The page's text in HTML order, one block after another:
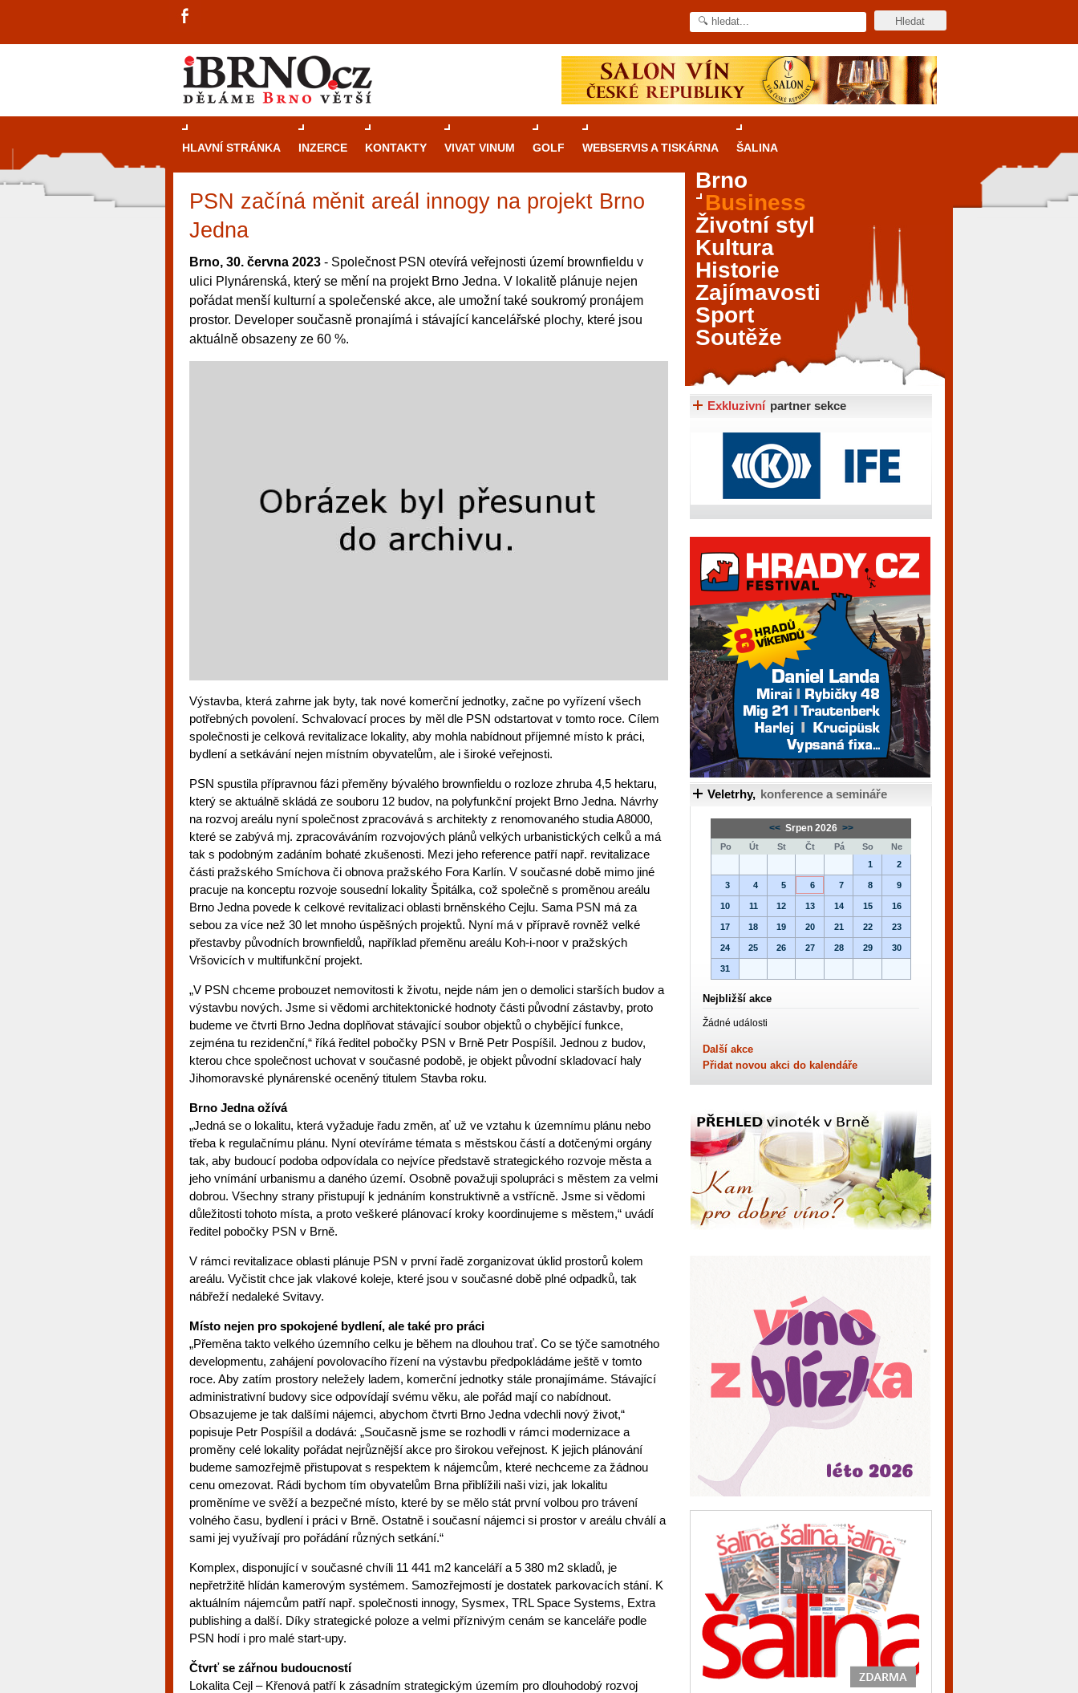
HLAVNÍ STRÁNKA INZERCE KONTAKTY VIVAT VINUM GOLF WEBSERVIS A TISKÁRNA ŠALINA
PSN začíná měnit areál innogy na projekt Brno
Jedna
Brno, 30. června 2023 - Společnost PSN otevírá veřejnosti území brownfieldu v
ulici Plynárenská, který se mění na projekt Brno Jedna. V lokalitě plánuje nejen
pořádat menší kulturní a společenské akce, ale umožní také soukromý pronájem
prostor. Developer současně pronajímá i stávající kancelářské plochy, které jsou
aktuálně obsazeny ze 60 %.
Výstavba, která zahrne jak byty, tak nové komerční jednotky, začne po vyřízení všech
potřebných povolení. Schvalovací proces by měl dle PSN odstartovat v tomto roce. Cílem
společnosti je celková revitalizace lokality, aby mohla nabídnout příjemné místo k práci,
bydlení a setkávání nejen místním obyvatelům, ale i široké veřejnosti.
PSN spustila přípravnou fázi přeměny bývalého brownfieldu o rozloze zhruba 4,5 hektaru,
který se aktuálně skládá ze souboru 12 budov, na polyfunkční projekt Brno Jedna. Návrhy
na rozvoj areálu nyní společnost zpracovává s architekty z renomovaného studia A8000,
které se zabývá mj. zpracováváním rozvojových plánů velkých urbanistických celků a má
tak s podobným zadáním bohaté zkušenosti. Mezi jeho reference patří např. revitalizace
části pražského Smíchova či obnova pražského Fora Karlín. V současné době mimo jiné
pracuje na konceptu rozvoje sousední lokality Špitálka, což společně s proměnou areálu
Brno Jedna povede k celkové revitalizaci oblasti brněnského Cejlu. Sama PSN má za
sebou za více než 30 let mnoho úspěšných projektů. Nyní má v přípravě rovněž velké
přestavby původních brownfieldů, například přeměnu areálu Koh-i-noor v pražských
Vršovicích v multifunkční projekt.
„V PSN chceme probouzet nemovitosti k životu, nejde nám jen o demolici starších budov a
výstavbu nových. Jsme si vědomi architektonické hodnoty části původní zástavby, proto
budeme ve čtvrti Brno Jedna doplňovat stávající soubor objektů o chybějící funkce,
zejména tu rezidenční,“ říká ředitel pobočky PSN v Brně Petr Pospíšil. Jednou z budov,
kterou chce společnost uchovat v současné podobě, je objekt původní skladovací haly
Jihomoravské plynárenské oceněný titulem Stavba roku.
Brno Jedna ožívá
„Jedná se o lokalitu, která vyžaduje řadu změn, ať už ve vztahu k územnímu plánu nebo
třeba k regulačnímu plánu. Nyní otevíráme témata s městskou částí a dotčenými orgány
tak, aby budoucí podoba odpovídala co nejvíce představě strategického rozvoje města a
jeho vnímání urbanismu a daného území. Osobně považuji spolupráci s městem za velmi
dobrou. Všechny strany přistupují k jednáním konstruktivně a vstřícně. Jsme si vědomi
důležitosti tohoto místa, a proto veškeré plánovací kroky koordinujeme s městem,“ uvádí
ředitel pobočky PSN v Brně.
V rámci revitalizace oblasti plánuje PSN v první řadě zorganizovat úklid prostorů kolem
areálu. Vyčistit chce jak vlakové koleje, které jsou v současné době plné odpadků, tak
nábřeží nedaleké Svitavy.
Místo nejen pro spokojené bydlení, ale také pro práci
„Přeměna takto velkého územního celku je během na dlouhou trať. Co se týče samotného
developmentu, zahájení povolovacího řízení na výstavbu předpokládáme ještě v tomto
roce. Aby zatím prostory neležely ladem, komerční jednotky stále pronajímáme. Stávající
administrativní budovy sice odpovídají svému věku, ale pořád mají co nabídnout.
Obsazujeme je tak dalšími nájemci, abychom čtvrti Brno Jedna vdechli nový život,“
popisuje Petr Pospíšil a dodává: „Současně jsme se rozhodli v rámci modernizace a
proměny celé lokality pořádat nejrůznější akce pro širokou veřejnost. K jejich plánování
budeme samozřejmě přistupovat s respektem k nájemcům, které nechceme za žádnou
cenu omezovat. Rádi bychom tím obyvatelům Brna přiblížili naši vizi, jak lokalitu
proměníme ve svěží a bezpečné místo, které by se mělo stát první volbou pro trávení
volného času, bydlení i práci v Brně. Ostatně i současní nájemci si prostor v areálu chválí a
sami jej využívají pro pořádání různých setkání.“
Komplex, disponující v současné chvíli 11 441 m2 kanceláří a 5 380 m2 skladů, je
nepřetržitě hlídán kamerovým systémem. Samozřejmostí je dostatek parkovacích stání. K
aktuálním nájemcům patří např. společnosti innogy, Sysmex, TRL Space Systems, Extra
publishing a další. Díky strategické poloze a velmi příznivým cenám se kanceláře podle
PSN hodí i pro malé start-upy.
Čtvrť se zářnou budoucností
Lokalita Cejl – Křenová patří k zásadním strategickým územím pro dlouhodobý rozvoj
Průvodcekasinovými hrami v Brně: Od
Brno je městem známým pro zajímavé památky, skvělé
restaurace, divadla a univerzity. Mimo jiné je ale také
místem, kde si můžete legálně a bezpečně vyzkoušet
různé kasinové hry. V neustále kvetoucí moravské
metropoli naleznete širokou nabídku her od klasické
Brno
Business
Životní styl
Kultura
Historie
Zajímavosti
Sport
Soutěže
Exkluzivní partner sekce
Veletrhy, konference a semináře
<< Srpen 2026 >>
Po Út St Čt Pá So
Ne
1
2
3 4 5 6 7 8 9
10 11 12 13 14 15 16
17 18 19 20 21 22 23
24 25 26 27 28 29 30
31
Nejbližší akce
Žádné události
Další akce
Přidat novou akci do kalendáře